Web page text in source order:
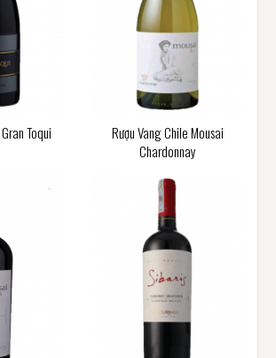
Toqui
Rượu Vang Chile Mousai
Chardonnay